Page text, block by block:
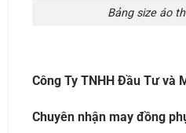
Bảng size áo
Công Ty TNHH Đầu Tư và
Chuyên nhận may đồng